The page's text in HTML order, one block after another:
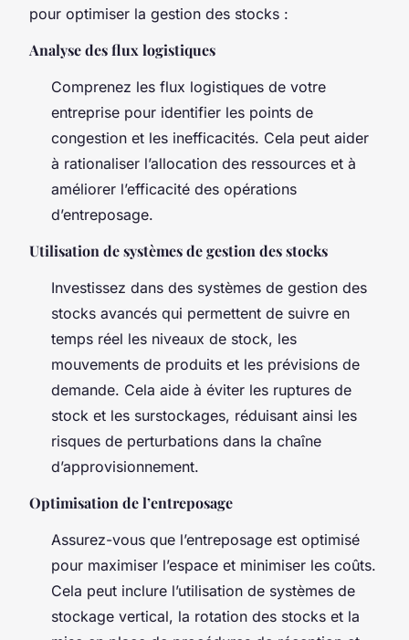
pour optimiser la gestion des stocks :
Analyse des flux logistiques
Comprenez les flux logistiques de votre
entreprise pour identifier les points de
congestion et les inefficacités. Cela peut aider
à rationaliser l’allocation des ressources et à
améliorer l’efficacité des opérations
d’entreposage.
Utilisation de systèmes de gestion des stocks
Investissez dans des systèmes de gestion des
stocks avancés qui permettent de suivre en
temps réel les niveaux de stock, les
mouvements de produits et les prévisions de
demande. Cela aide à éviter les ruptures de
stock et les surstockages, réduisant ainsi les
risques de perturbations dans la chaîne
d’approvisionnement.
Optimisation de l’entreposage
Assurez-vous que l’entreposage est optimisé
pour maximiser l’espace et minimiser les coûts.
Cela peut inclure l’utilisation de systèmes de
stockage vertical, la rotation des stocks et la